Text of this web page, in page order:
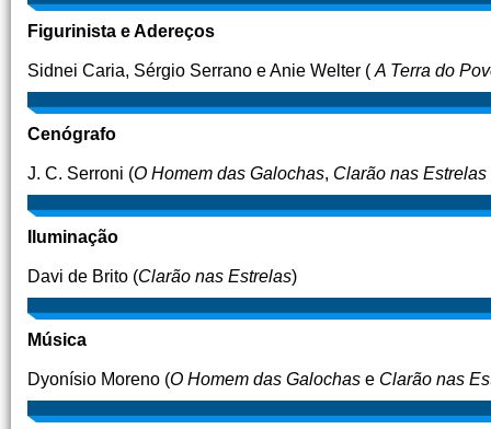
Figurinista e Adereços
Sidnei Caria, Sérgio Serrano e Anie Welter ( A Terra do
Cenógrafo
J. C. Serroni (O Homem das Galochas, Clarão nas Estrelas
Iluminação
Davi de Brito (Clarão nas Estrelas)
Música
Dyonísio Moreno (O Homem das Galochas e Clarão nas